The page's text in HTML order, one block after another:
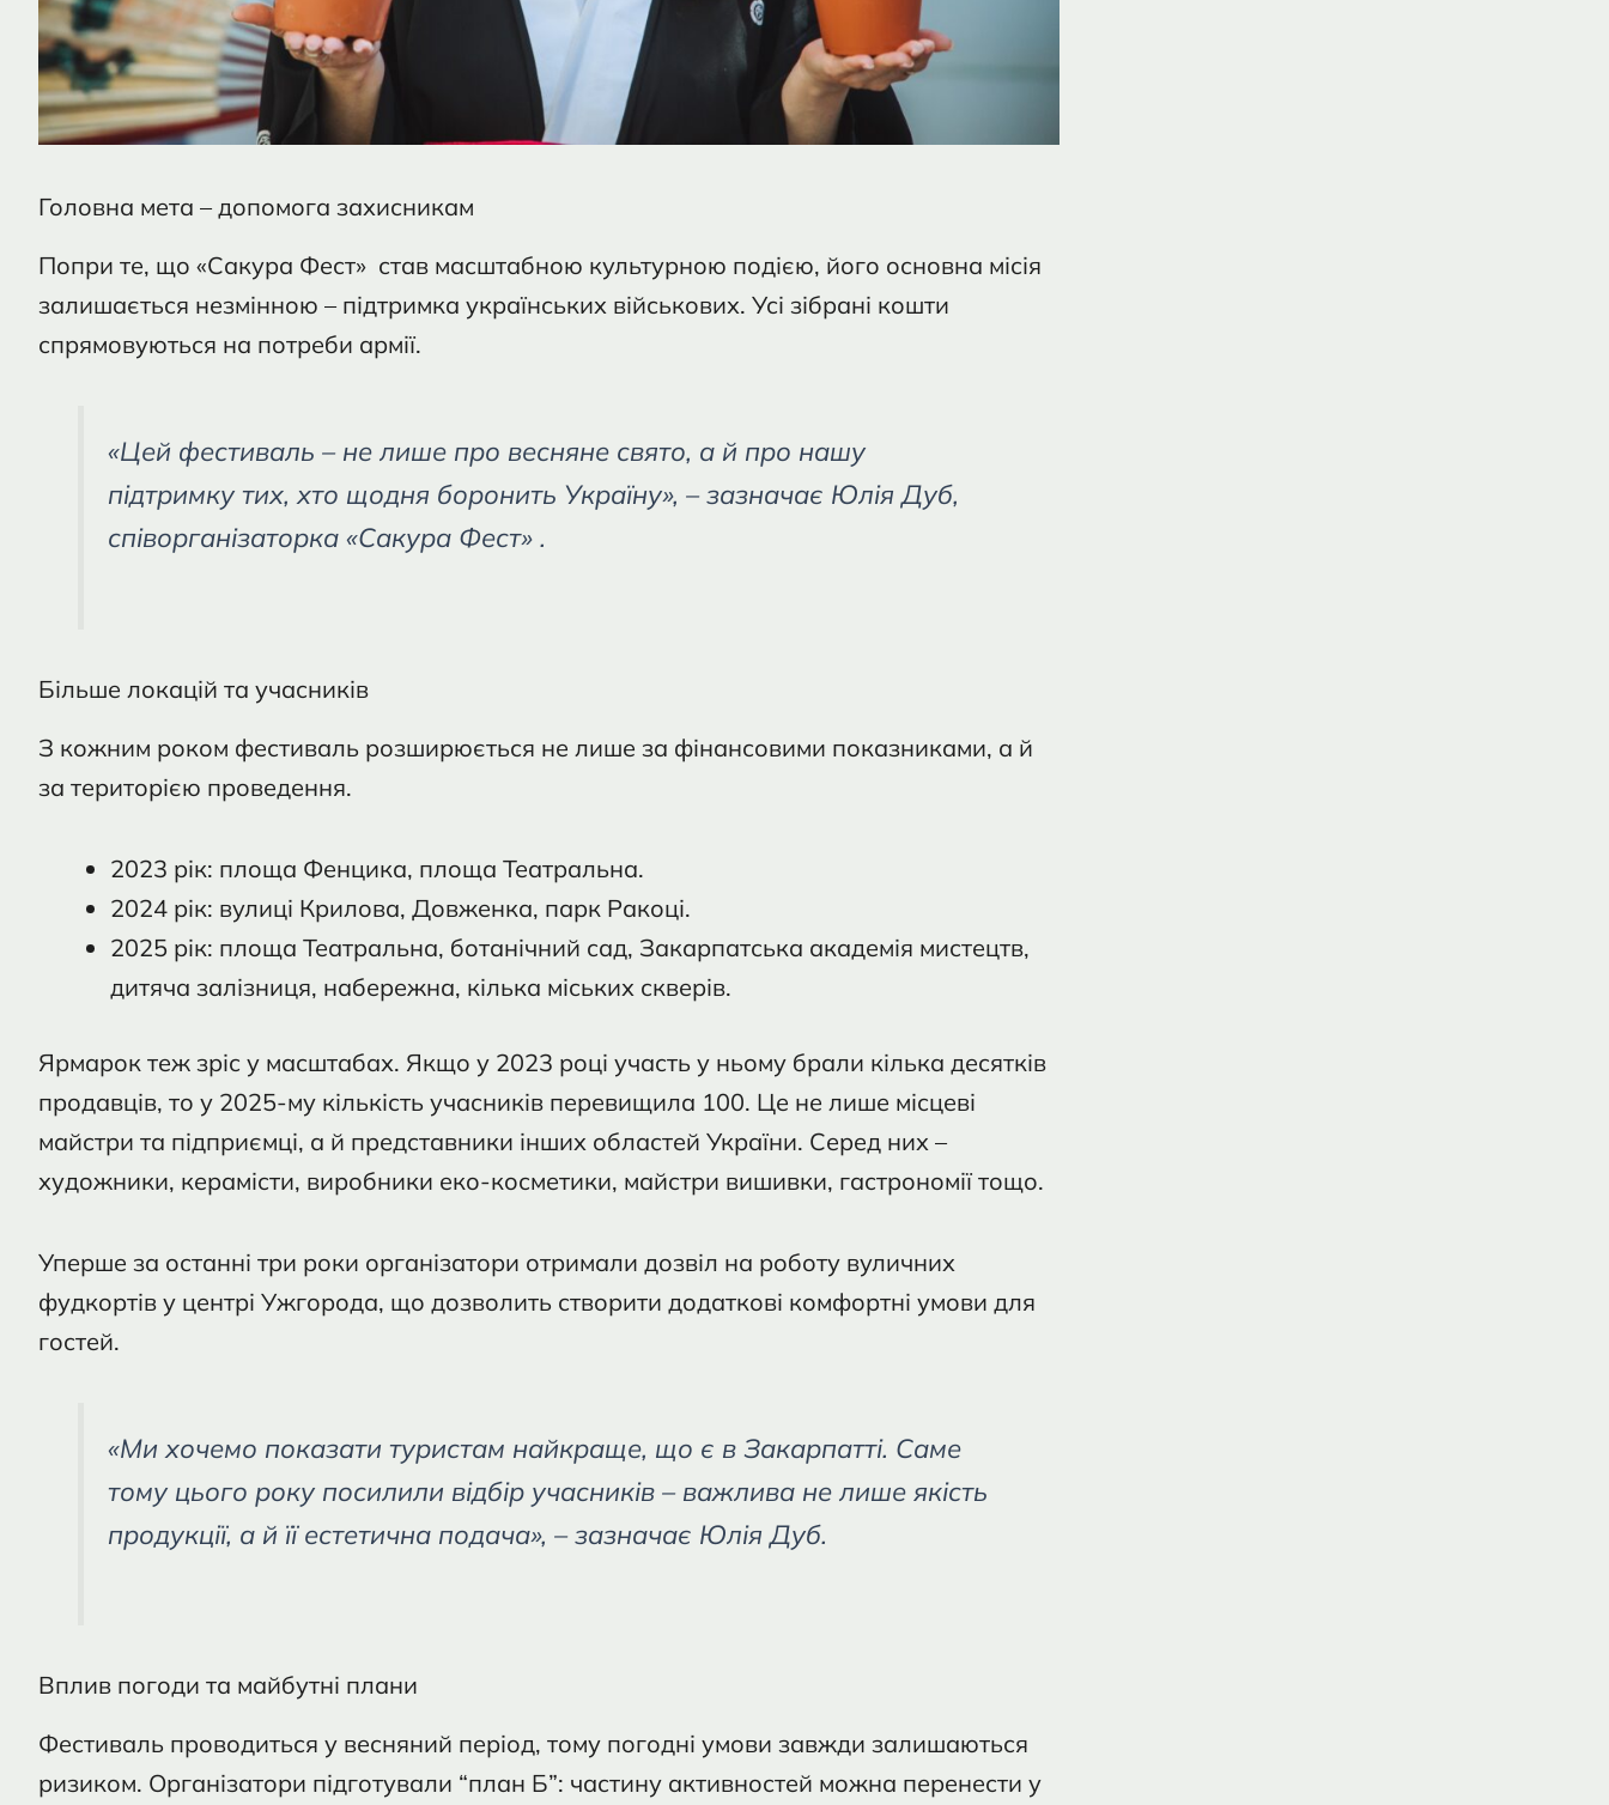
Головна мета – допомога захисникам
Попри те, що «Сакура Фест» став масштабною культурною подією, його основна місія
залишається незмінною – підтримка українських військових. Усі зібрані кошти
спрямовуються на потреби армії.
«Цей фестиваль – не лише про весняне свято, а й про нашу
підтримку тих, хто щодня боронить Україну», – зазначає Юлія Дуб,
співорганізаторка «Сакура Фест» .
Більше локацій та учасників
З кожним роком фестиваль розширюється не лише за фінансовими показниками, а й
за територією проведення.
2023 рік: площа Фенцика, площа Театральна.
2024 рік: вулиці Крилова, Довженка, парк Ракоці.
2025 рік: площа Театральна, ботанічний сад, Закарпатська академія мистецтв,
дитяча залізниця, набережна, кілька міських скверів.
Ярмарок теж зріс у масштабах. Якщо у 2023 році участь у ньому брали кілька десятків
продавців, то у 2025-му кількість учасників перевищила 100. Це не лише місцеві
майстри та підприємці, а й представники інших областей України. Серед них –
художники, керамісти, виробники еко-косметики, майстри вишивки, гастрономії тощо.
Уперше за останні три роки організатори отримали дозвіл на роботу вуличних
фудкортів у центрі Ужгорода, що дозволить створити додаткові комфортні умови для
гостей.
«Ми хочемо показати туристам найкраще, що є в Закарпатті. Саме
тому цього року посилили відбір учасників – важлива не лише якість
продукції, а й її естетична подача», – зазначає Юлія Дуб.
Вплив погоди та майбутні плани
Фестиваль проводиться у весняний період, тому погодні умови завжди залишаються
ризиком. Організатори підготували “план Б”: частину активностей можна перенести у